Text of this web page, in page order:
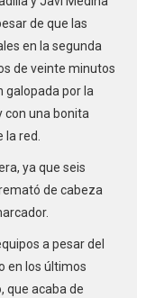
de que las
en la segunda
de veinte minutos
galopada por la
con una bonita
red.
ya que seis
de cabeza
a pesar del
en los últimos
que acaba de